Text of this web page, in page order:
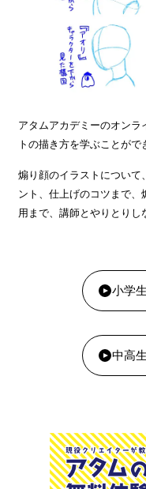
アタムアカデミーのオン
トの描き方を学ぶことがで
煽り顔のイラストについて
ント、仕上げのコツまで
用まで、講師とやりとりし
小学
中高